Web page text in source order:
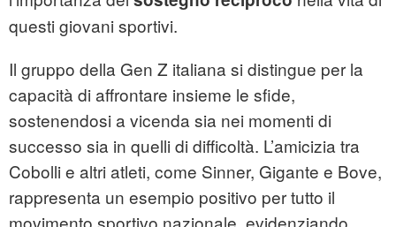
questi giovani sportivi.
Il gruppo della Gen Z italiana si distingue per la
capacità di affrontare insieme le sfide,
sostenendosi a vicenda sia nei momenti di
successo sia in quelli di difficoltà. L’amicizia tra
Cobolli e altri atleti, come Sinner, Gigante e Bove,
rappresenta un esempio positivo per tutto il